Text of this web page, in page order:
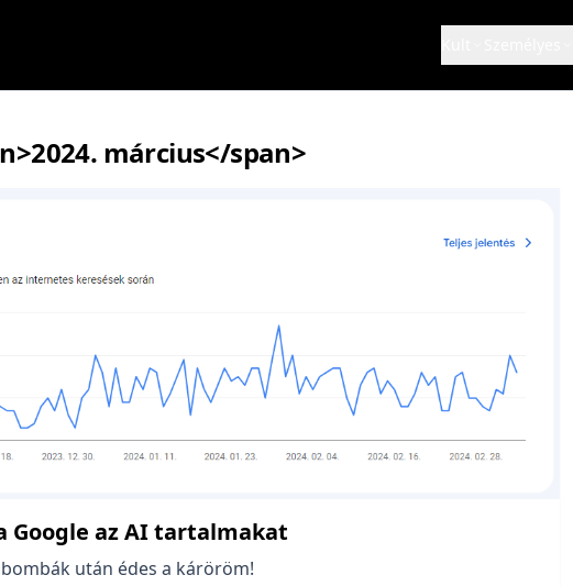
március</span>
Google az AI tartalmakat
után édes a káröröm!